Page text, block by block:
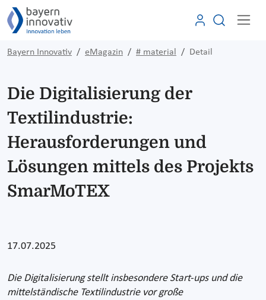
Bayern Innovativ eMagazin # material Detail
Die Digitalisierung der
Textilindustrie:
Herausforderungen und
Lösungen mittels des Projekts
SmarMoTEX
17.07.2025
Die Digitalisierung stellt insbesondere Start-ups und die
mittelständische Textilindustrie vor große